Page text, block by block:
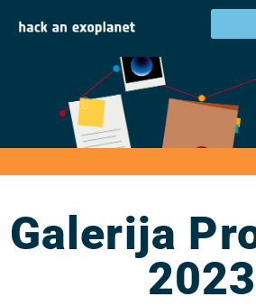
Galerija
Galerija
2023